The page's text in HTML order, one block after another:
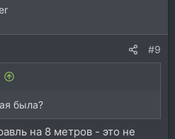
#9
была?
на 8 метров - это не